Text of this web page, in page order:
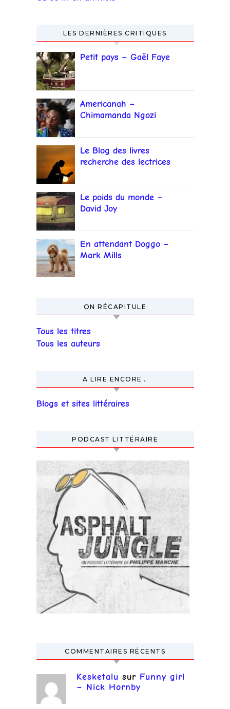
LES DERNIÈRES CRITIQUES
Petit pays – Gaël Faye
Americanah –
Chimamanda Ngozi
Le Blog des livres
recherche des lectrices
Le poids du monde –
David Joy
En attendant Doggo –
Mark Mills
ON RÉCAPITULE
Tous les titres
Tous les auteurs
A LIRE ENCORE…
Blogs et sites littéraires
PODCAST LITTÉRAIRE
COMMENTAIRES RÉCENTS
Kesketalu sur Funny girl
– Nick Hornby